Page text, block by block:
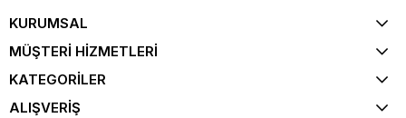
KURUMSAL
MÜŞTERİ HİZMETLERİ
KATEGORİLER
ALIŞVERİŞ